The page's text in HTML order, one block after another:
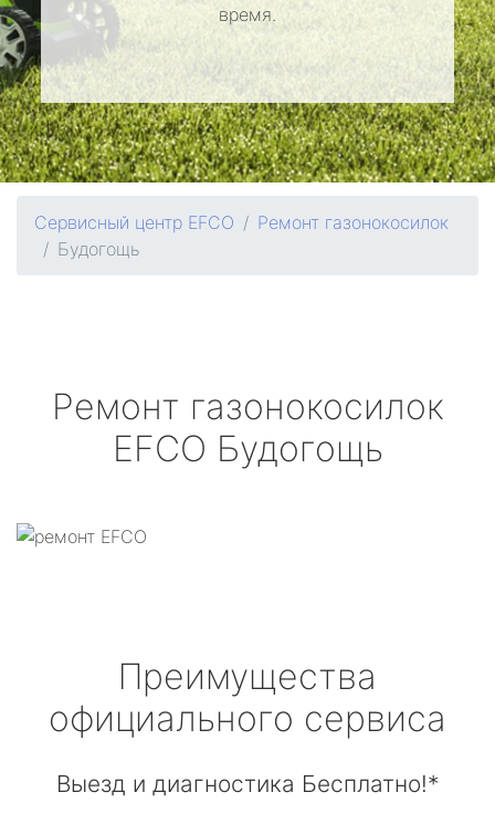
время.
Сервисный центр EFCO
Ремонт газонокосилок
Будогощь
Ремонт газонокосилок
EFCO Будогощь
Преимущества
официального сервиса
Выезд и диагностика Бесплатно!*